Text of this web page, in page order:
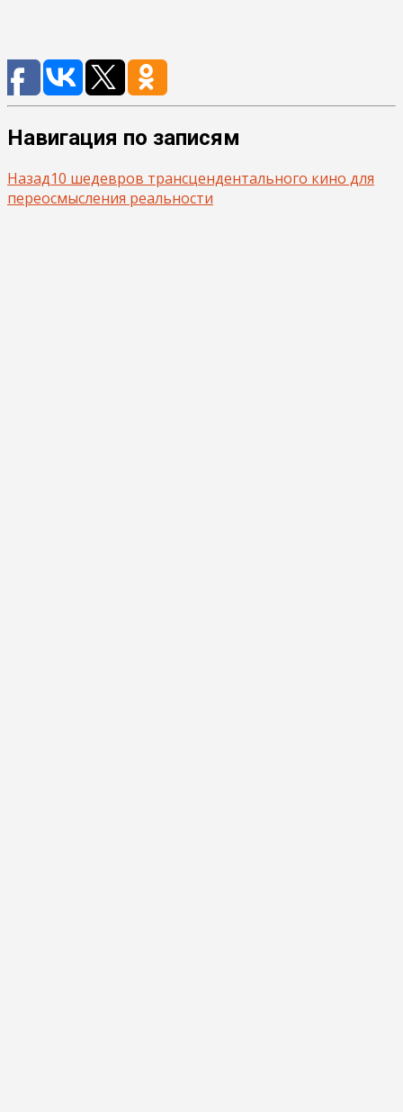
Навигация по записям
Назад10 шедевров трансцендентального кино для
переосмысления реальности